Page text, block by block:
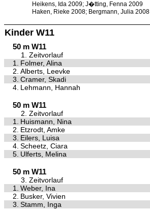
Heikens, Ida 2009; J�tting, Fenna 2009
Haken, Rieke 2008; Bergmann, Julia 2008
Kinder W11
50 m W11
1. Zeitvorlauf
1.
Folmer, Alina
2. Alberts, Leevke
3. Cramer, Skadi
4. Lehmann, Hannah
50 m W11
2. Zeitvorlauf
1.
Huismann, Nina
2. Etzrodt, Amke
3. Eilers, Luisa
4. Scheetz, Ciara
5. Ulferts, Melina
50 m W11
3. Zeitvorlauf
1.
Weber, Ina
2. Busker, Vivien
3. Stamm, Inga